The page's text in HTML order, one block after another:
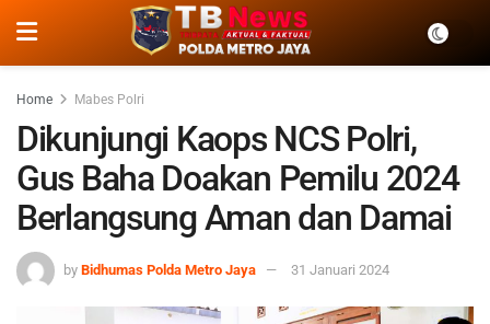
Home Mabes Polri
Dikunjungi Kaops NCS Polri,
Gus Baha Doakan Pemilu 2024
Berlangsung Aman dan Damai
by Bidhumas Polda Metro Jaya 31 Januari 2024